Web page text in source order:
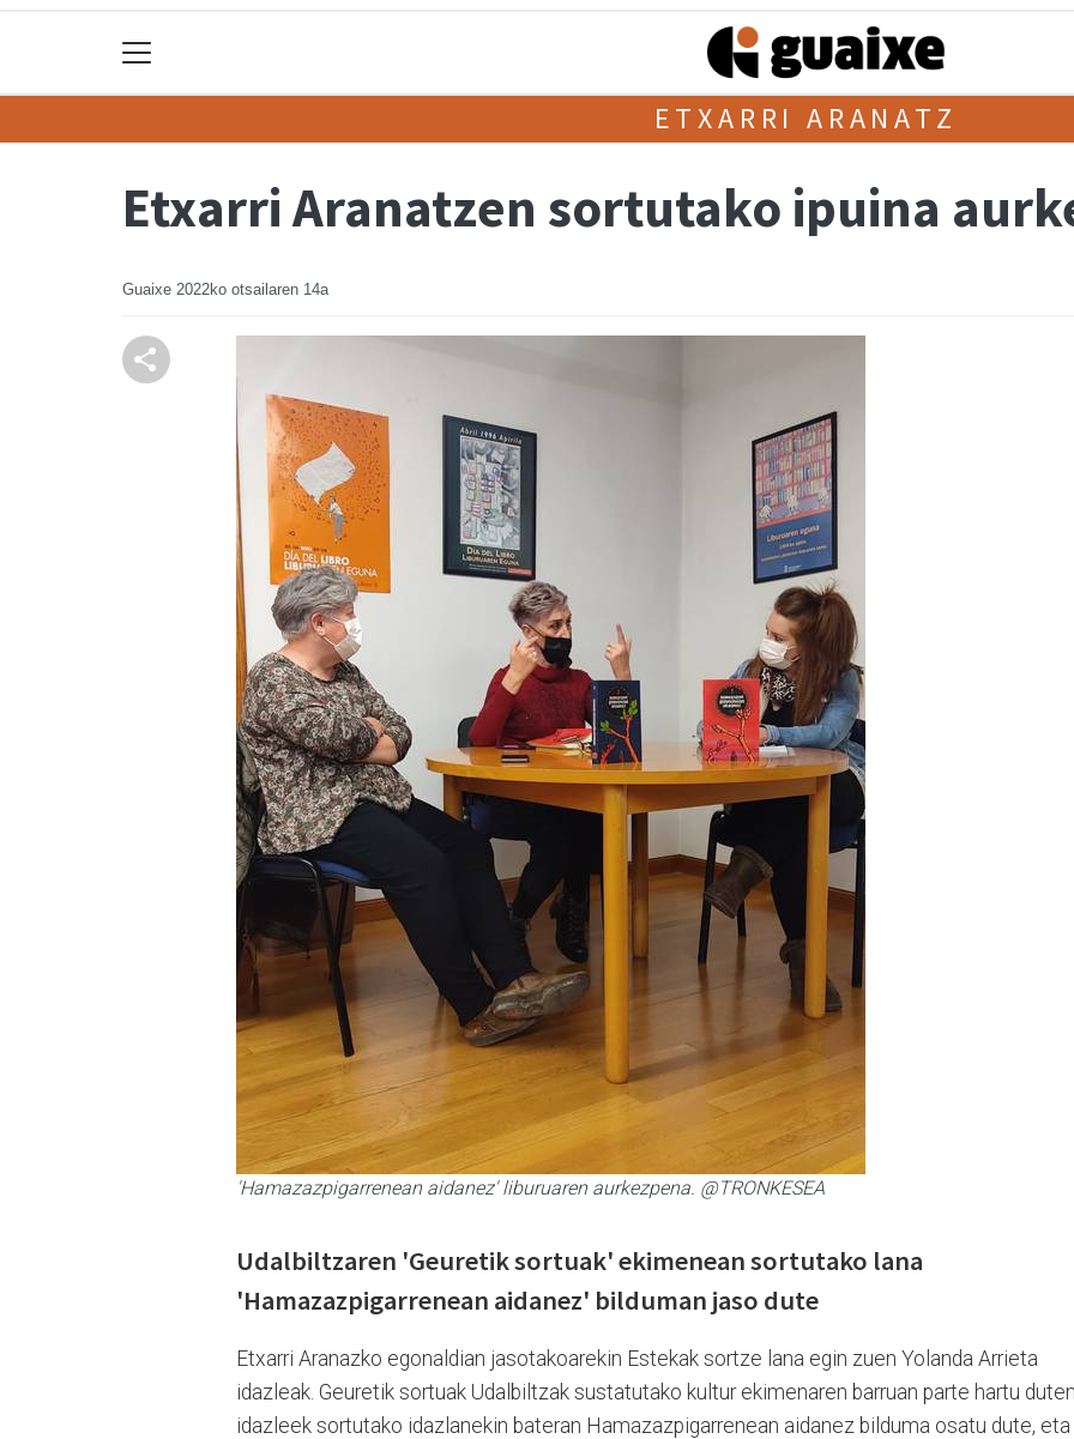
ETXARRI ARANATZ
Etxarri Aranatzen sortutako ipuina
Guaixe 2022ko otsailaren 14a
'Hamazazpigarrenean aidanez' liburuaren aurkezpena. @TRONKESEA
Udalbiltzaren 'Geuretik sortuak' ekimenean sortutako lana
'Hamazazpigarrenean aidanez' bilduman jaso dute
Etxarri Aranazko egonaldian jasotakoarekin Estekak sortze lana egin zuen Yolanda Arrieta
idazleak. Geuretik sortuak Udalbiltzak sustatutako kultur ekimenaren barruan parte hartu
idazleek sortutako idazlanekin bateran Hamazazpigarrenean aidanez bilduma osatu dute, eta